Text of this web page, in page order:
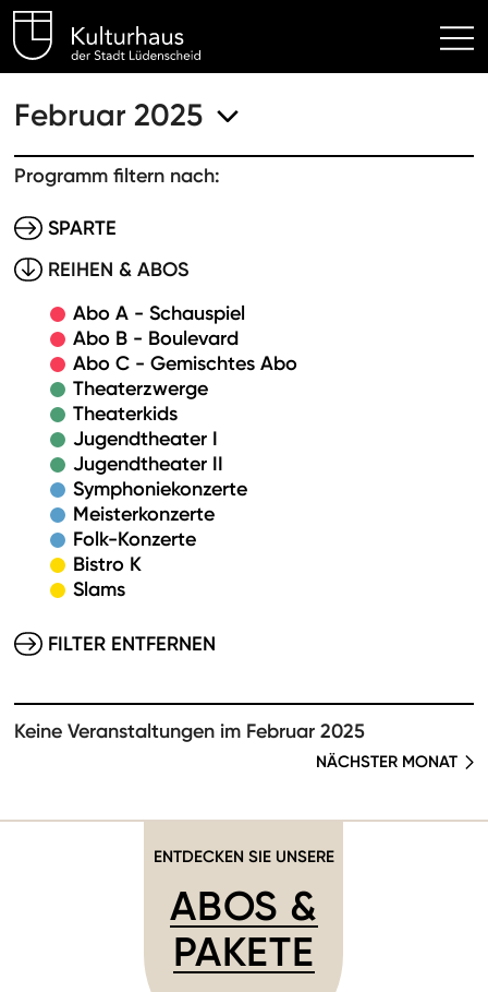
Kulturhaus Lüdenscheid
Februar 2025
Programm filtern nach:
SPARTE
REIHEN & ABOS
Abo A - Schauspiel
Abo B - Boulevard
Abo C - Gemischtes Abo
Theaterzwerge
Theaterkids
Jugendtheater I
Jugendtheater II
Symphoniekonzerte
Meisterkonzerte
Folk-Konzerte
Bistro K
Slams
FILTER ENTFERNEN
Keine Veranstaltungen im Februar 2025
NÄCHSTER MONAT
ENTDECKEN SIE UNSERE
ABOS &
PAKETE